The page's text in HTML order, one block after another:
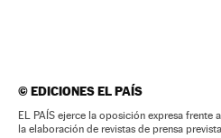
©EDICIONES EL PAÍS
EL PAÍS ejerce la oposición expresa frente
la elaboración de revistas de prensa